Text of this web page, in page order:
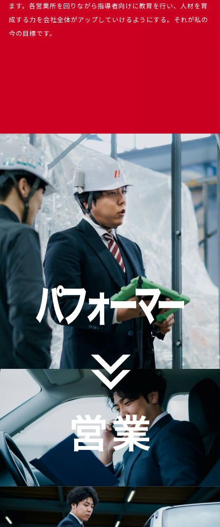
ます。各営業所を回りながら指導者向けに教育を行い、人材を育
成する力を会社全体がアップしていけるようにする。それが私の
今の目標です。